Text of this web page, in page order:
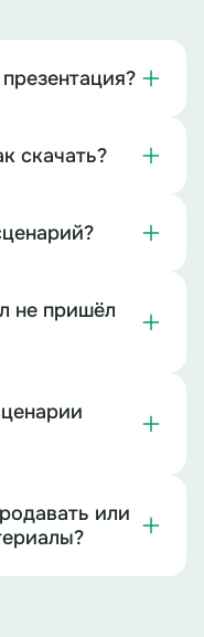
скачать?
не пришёл
или